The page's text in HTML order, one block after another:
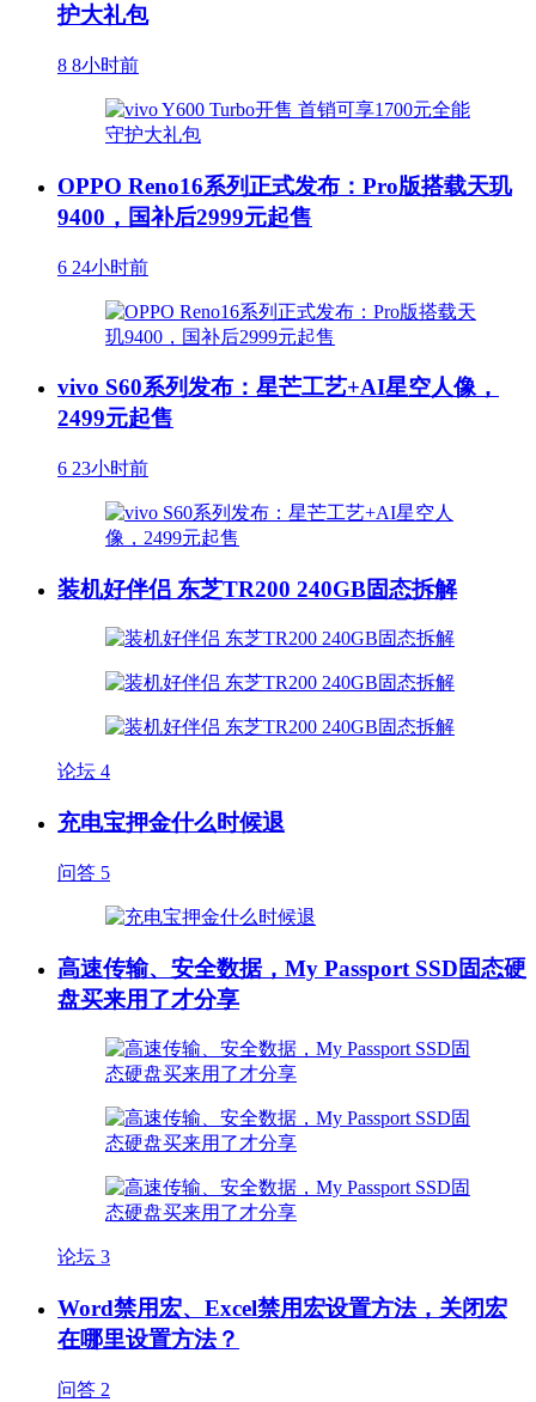
护大礼包
8 8小时前
OPPO Reno16系列正式发布：Pro版搭载天玑
9400，国补后2999元起售
6 24小时前
vivo S60系列发布：星芒工艺+AI星空人像，
2499元起售
6 23小时前
装机好伴侣 东芝TR200 240GB固态拆解
论坛 4
充电宝押金什么时候退
问答 5
高速传输、安全数据，My Passport SSD固态硬
盘买来用了才分享
论坛 3
Word禁用宏、Excel禁用宏设置方法，关闭宏
在哪里设置方法？
问答 2